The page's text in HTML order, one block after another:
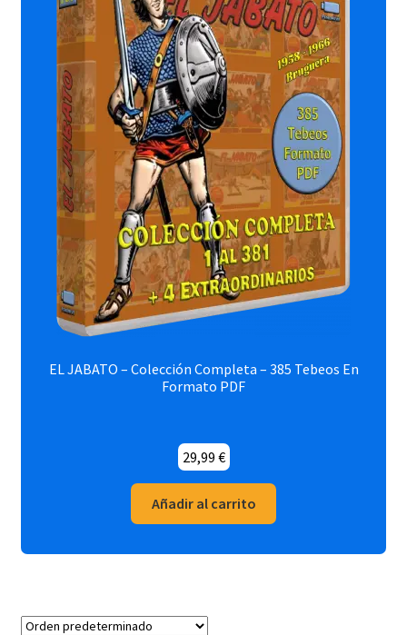
EL JABATO – Colección Completa – 385 Tebeos En
Formato PDF
29,99 €
Añadir al carrito